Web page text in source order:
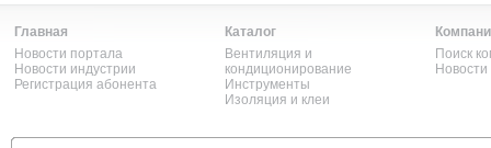
Главная
Новости портала
Новости индустрии
Регистрация абонента
Каталог
Вентиляция и
кондиционирование
Инструменты
Изоляция и клеи
Поиск